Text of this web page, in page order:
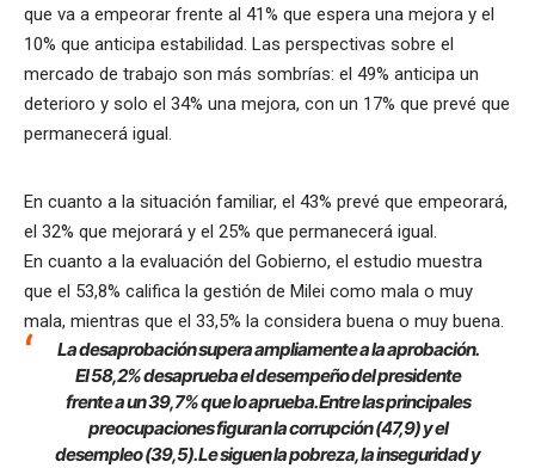
que va a empeorar frente al 41% que espera una mejora y el
10% que anticipa estabilidad. Las perspectivas sobre el
mercado de trabajo son más sombrías: el 49% anticipa un
deterioro y solo el 34% una mejora, con un 17% que prevé que
permanecerá igual.
En cuanto a la situación familiar, el 43% prevé que empeorará,
el 32% que mejorará y el 25% que permanecerá igual.
En cuanto a la evaluación del Gobierno, el estudio muestra
que el 53,8% califica la gestión de Milei como mala o muy
mala, mientras que el 33,5% la considera buena o muy buena.
La desaprobación supera ampliamente a la aprobación.
El 58,2% desaprueba el desempeño del presidente
frente a un 39,7% que lo aprueba. Entre las principales
preocupaciones figuran la corrupción (47,9) y el
desempleo (39,5). Le siguen la pobreza, la inseguridad y